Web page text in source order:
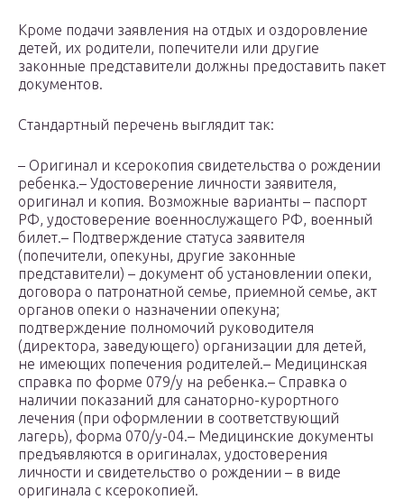
Кроме подачи заявления на отдых и оздоровление
детей, их родители, попечители или другие
законные представители должны предоставить пакет
документов.
Стандартный перечень выглядит так:
– Оригинал и ксерокопия свидетельства о рождении
ребенка.– Удостоверение личности заявителя,
оригинал и копия. Возможные варианты – паспорт
РФ, удостоверение военнослужащего РФ, военный
билет.– Подтверждение статуса заявителя
(попечители, опекуны, другие законные
представители) – документ об установлении опеки,
договора о патронатной семье, приемной семье, акт
органов опеки о назначении опекуна;
подтверждение полномочий руководителя
(директора, заведующего) организации для детей,
не имеющих попечения родителей.– Медицинская
справка по форме 079/у на ребенка.– Справка о
наличии показаний для санаторно-курортного
лечения (при оформлении в соответствующий
лагерь), форма 070/у-04.– Медицинские документы
предъявляются в оригиналах, удостоверения
личности и свидетельство о рождении – в виде
оригинала с ксерокопией.